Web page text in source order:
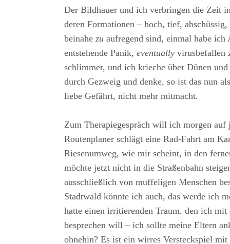
Der Bildhauer und ich verbringen die Zeit
deren Formationen – hoch, tief,
beinahe zu aufregend sind, einmal habe ich
entstehende Panik, eventually virusbefallen
schlimmer, und ich krieche über Dünen
durch Gezweig und denke, so ist das nun
liebe Gefährt, nicht mehr mitmacht.
Zum Therapiegespräch will ich morgen auf
Routenplaner schlägt eine Rad-Fahrt am
Riesenumweg, wie mir scheint, in den
möchte jetzt nicht in die Straßenbahn
ausschließlich von muffeligen Menschen
Stadtwald könnte ich auch, das werde ich
hatte einen irritierenden Traum, den ich mit
besprechen will – ich sollte meine Eltern
ohnehin? Es ist ein wirres Versteckspiel mit